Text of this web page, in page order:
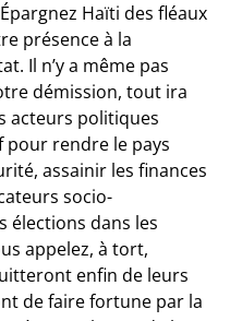
Haïti des fléaux
présence à la
Il n’y a même pas
démission, tout ira
acteurs politiques
rendre le pays
assainir les finances
socio-
élections dans les
appelez, à tort,
enfin de leurs
de faire fortune par la